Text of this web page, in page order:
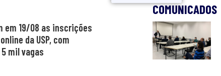
em 19/08 as inscrições
da USP, com
mil vagas
COMUNICADOS